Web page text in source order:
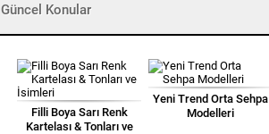
Güncel Konular
Filli Boya Sarı Renk
Kartelası & Tonları ve
Yeni Trend Orta Sehpa
Modelleri